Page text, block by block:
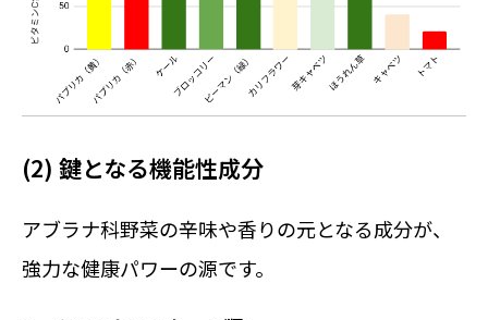
(2) 鍵となる機能性成分
アブラナ科野菜の辛味や香りの元となる成分が、
強力な健康パワーの源です。